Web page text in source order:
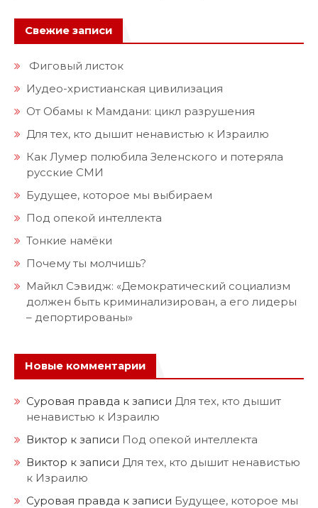
Свежие записи
Фиговый листок
Иудео-христианская цивилизация
От Обамы к Мамдани: цикл разрушения
Для тех, кто дышит ненавистью к Израилю
Как Лумер полюбила Зеленского и потеряла
русские СМИ
Будущее, которое мы выбираем
Под опекой интеллекта
Тонкие намёки
Почему ты молчишь?
Майкл Сэвидж: «Демократический социализм
должен быть криминализирован, а его лидеры
– депортированы»
Новые комментарии
Суровая правда к записи Для тех, кто дышит
ненавистью к Израилю
Виктор к записи Под опекой интеллекта
Виктор к записи Для тех, кто дышит ненавистью
к Израилю
Суровая правда к записи Будущее, которое мы